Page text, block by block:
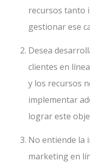
recursos tanto
gestionar ese
Desea
clientes en
y los recursos
implementar
lograr este
No entiende la
marketing en